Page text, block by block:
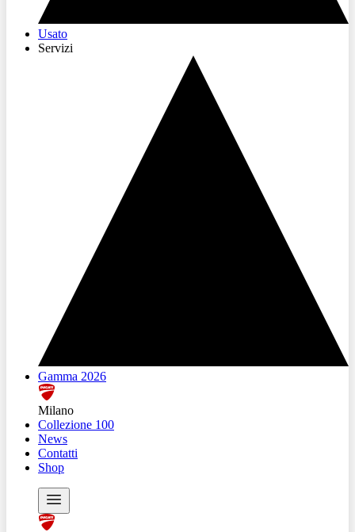
Usato
Servizi
Gamma 2026
Milano
Collezione 100
News
Contatti
Shop